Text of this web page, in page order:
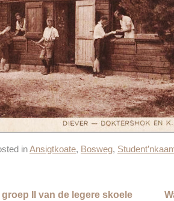
inAnsigtkoate, Bosweg,
II van de legere skoele